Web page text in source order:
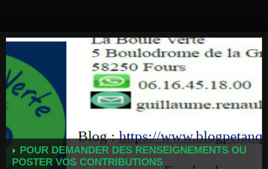
POUR DEMANDER DES RENSEIGNEMENTS OU
POSTER VOS CONTRIBUTIONS